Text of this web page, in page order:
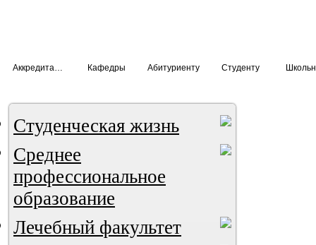
Кафедры Абитуриенту Студенту
Студенческая жизнь
Среднее
профессиональное
образование
Лечебный факультет